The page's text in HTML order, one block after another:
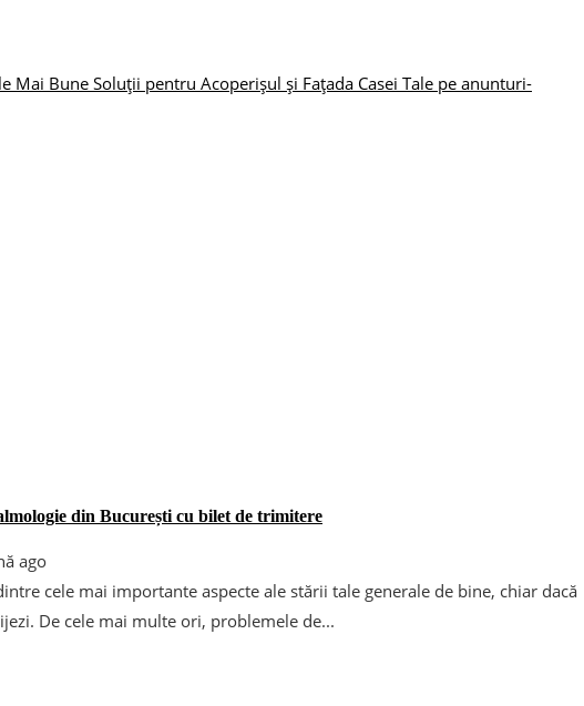
Mai Bune Soluții pentru Acoperișul și Fațada Casei Tale pe anunturi-
din București cu bilet de trimitere
ago
cele mai importante aspecte ale stării tale generale de bine, chiar dacă
De cele mai multe ori, problemele de...